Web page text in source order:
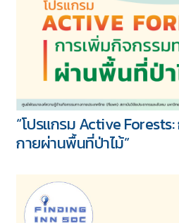
Bike Bus: ขบวนรถบัสจักร
เคลื่อนไหวให้เด็ก ๆ”